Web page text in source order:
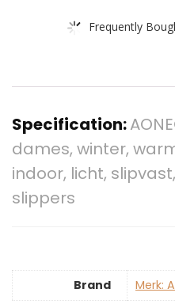
Frequently
Specification:
dames, winter,
indoor, licht,
slippers
Brand Merk: